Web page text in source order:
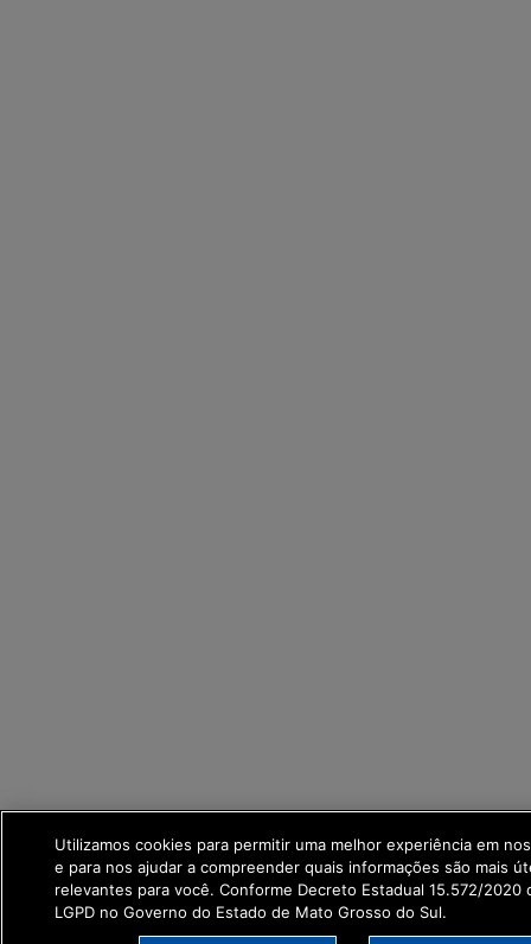
Utilizamos cookies para permitir uma melhor experiência em
e para nos ajudar a compreender quais informações são mais
relevantes para você. Conforme Decreto Estadual 15.572/2020
LGPD no Governo do Estado de Mato Grosso do Sul.